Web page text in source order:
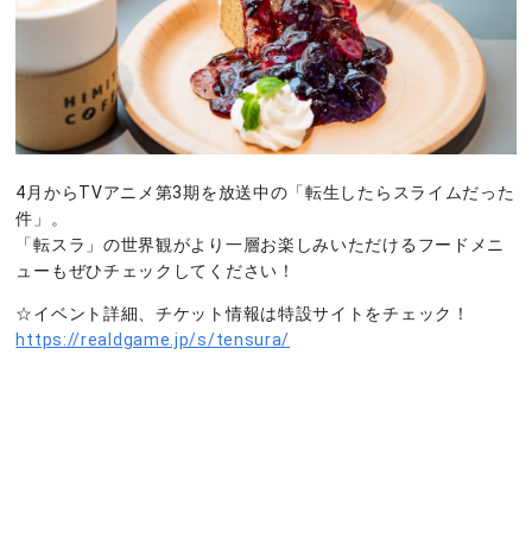
4月からTVアニメ第3期を放送中の「転生したらスライムだった
件」。
「転スラ」の世界観がより一層お楽しみいただけるフードメニ
ューもぜひチェックしてください！
☆イベント詳細、チケット情報は特設サイトをチェック！
https://realdgame.jp/s/tensura/